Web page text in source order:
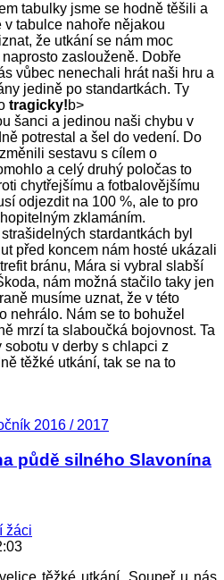
tabulky jsme se hodně těšili a
tabulce nahoře nějakou
že utkání se nám moc
zaslouženě. Dobře
vůbec nenechali hrát naši hru a
jedině po standartkách. Ty
tragicky!b>
šanci a jedinou naši chybu v
potrestal a šel do vedení. Do
sestavu s cílem o
a celý druhý poločas to
chytřejšímu a fotbalovějšímu
odjezdit na 100 %, ale to pro
zklamáním.
stardantkách byl
před koncem nám hosté ukázali
bránu, Mára si vybral slabší
nám možná stačilo taky jen
musíme uznat, že v této
nehrálo. Nám se to bohužel
mrzí ta slaboučká bojovnost. Ta
v derby s chlapci z
těžké utkání, tak se na to
půdě silného Slavonína
žáci
těžké utkání. Soupeř u nás